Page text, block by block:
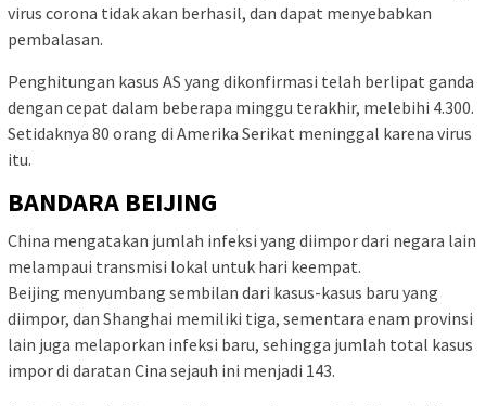
virus corona tidak akan berhasil, dan dapat menyebabkan
pembalasan.
Penghitungan kasus AS yang dikonfirmasi telah berlipat ganda
dengan cepat dalam beberapa minggu terakhir, melebihi 4.300.
Setidaknya 80 orang di Amerika Serikat meninggal karena virus
itu.
BANDARA BEIJING
China mengatakan jumlah infeksi yang diimpor dari negara lain
melampaui transmisi lokal untuk hari keempat.
Beijing menyumbang sembilan dari kasus-kasus baru yang
diimpor, dan Shanghai memiliki tiga, sementara enam provinsi
lain juga melaporkan infeksi baru, sehingga jumlah total kasus
impor di daratan Cina sejauh ini menjadi 143.